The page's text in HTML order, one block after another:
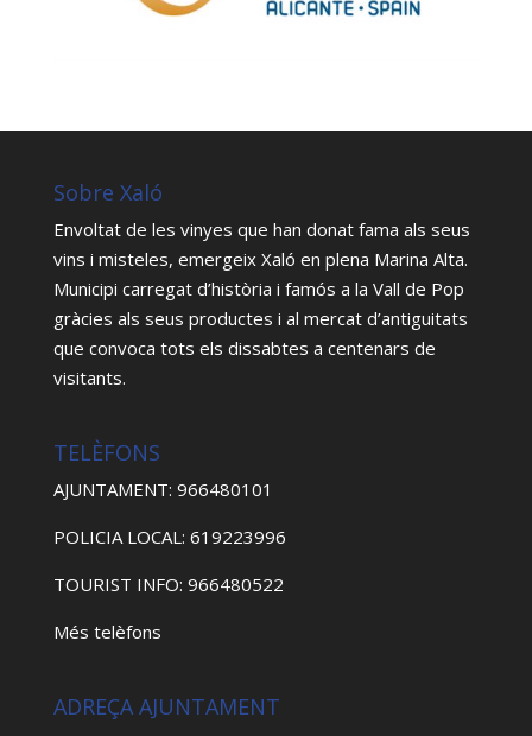
Sobre Xaló
Envoltat de les vinyes que han donat fama als seus
vins i misteles, emergeix Xaló en plena Marina Alta.
Municipi carregat d’història i famós a la Vall de Pop
gràcies als seus productes i al mercat d’antiguitats
que convoca tots els dissabtes a centenars de
visitants.
TELÈFONS
AJUNTAMENT: 966480101
POLICIA LOCAL: 619223996
TOURIST INFO: 966480522
Més telèfons
ADREÇA AJUNTAMENT